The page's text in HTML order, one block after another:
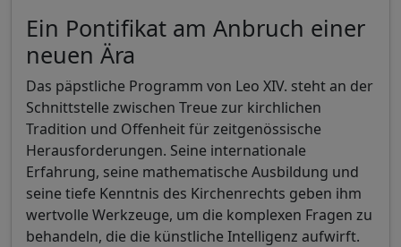
Ein Pontifikat am Anbruch einer
neuen Ära
Das päpstliche Programm von Leo XIV. steht an der
Schnittstelle zwischen Treue zur kirchlichen
Tradition und Offenheit für zeitgenössische
Herausforderungen. Seine internationale
Erfahrung, seine mathematische Ausbildung und
seine tiefe Kenntnis des Kirchenrechts geben ihm
wertvolle Werkzeuge, um die komplexen Fragen zu
behandeln, die die künstliche Intelligenz aufwirft.